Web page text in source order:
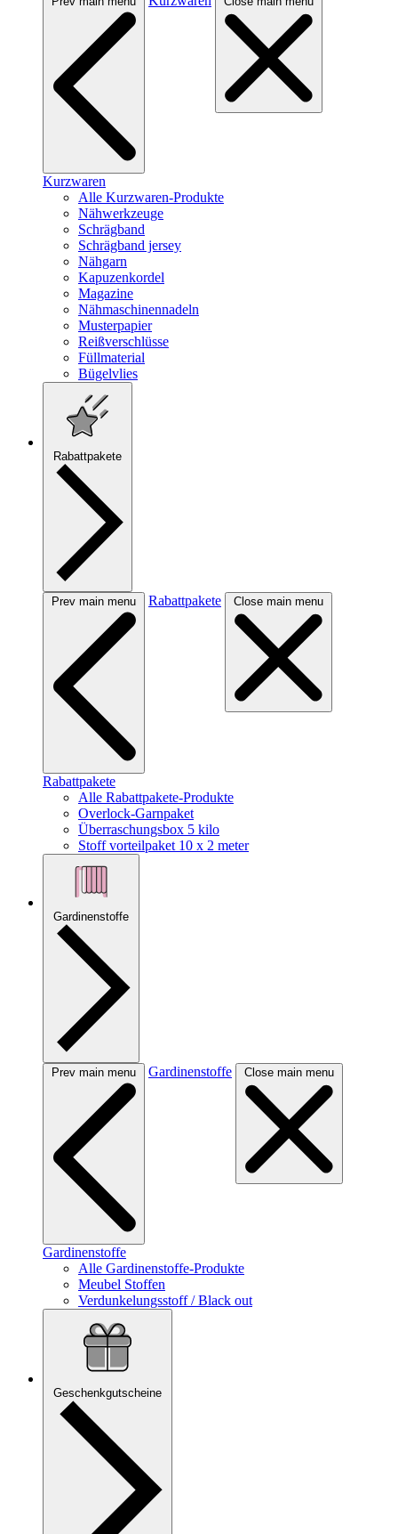
Kurzwaren
Alle Kurzwaren-Produkte
Nähwerkzeuge
Schrägband
Schrägband jersey
Nähgarn
Kapuzenkordel
Magazine
Nähmaschinennadeln
Musterpapier
Reißverschlüsse
Füllmaterial
Bügelvlies
Rabattpakete
Prev main menu Rabattpakete Close main menu
Rabattpakete
Alle Rabattpakete-Produkte
Overlock-Garnpaket
Überraschungsbox 5 kilo
Stoff vorteilpaket 10 x 2 meter
Gardinenstoffe
Prev main menu Gardinenstoffe Close main menu
Gardinenstoffe
Alle Gardinenstoffe-Produkte
Meubel Stoffen
Verdunkelungsstoff / Black out
Geschenkgutscheine